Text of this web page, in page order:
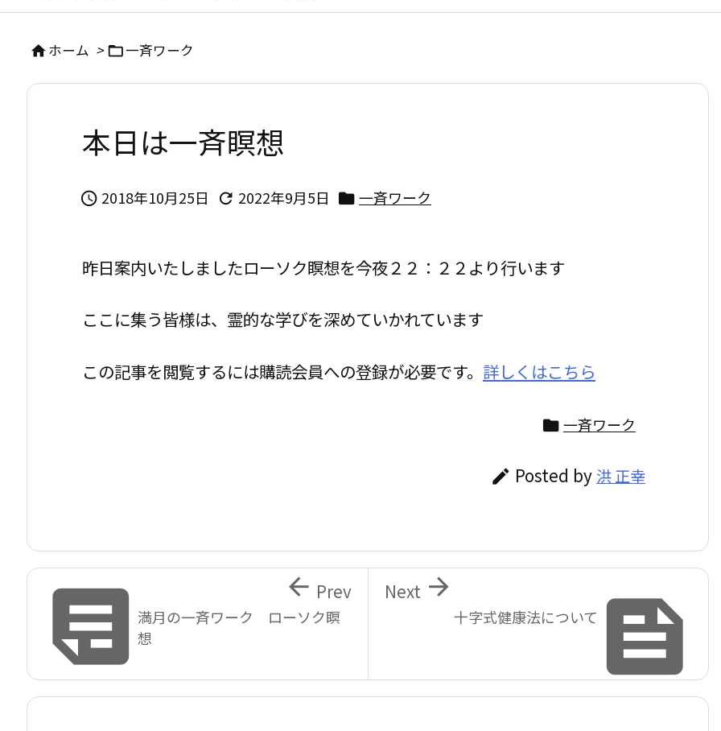
ホーム > 一斉ワーク
本日は一斉瞑想
 2018年10月25日  2022年9月5日  一斉ワーク
昨日案内いたしましたローソク瞑想を今夜２２：２２より行います
ここに集う皆様は、霊的な学びを深めていかれています
この記事を閲覧するには購読会員への登録が必要です。 詳しくはこちら
 一斉ワーク
 Posted by 洪 正幸

十字式健康法について

Next
満月の一斉ワーク ローソク瞑
想
 Prev